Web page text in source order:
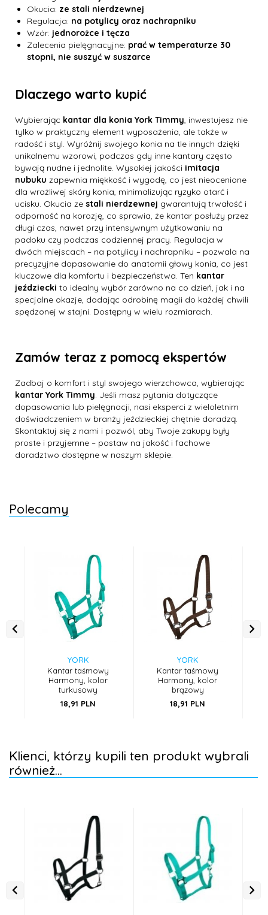
Okucia: ze stali nierdzewnej
Regulacja: na potylicy oraz nachrapniku
Wzór: jednorożce i tęcza
Zalecenia pielęgnacyjne: prać w temperaturze 30
stopni, nie suszyć w suszarce
Dlaczego warto kupić
Wybierając kantar dla konia York Timmy, inwestujesz nie
tylko w praktyczny element wyposażenia, ale także w
radość i styl. Wyróżnij swojego konia na tle innych dzięki
unikalnemu wzorowi, podczas gdy inne kantary często
bywają nudne i jednolite. Wysokiej jakości imitacja
nubuku zapewnia miękkość i wygodę, co jest nieocenione
dla wrażliwej skóry konia, minimalizując ryzyko otarć i
ucisku. Okucia ze stali nierdzewnej gwarantują trwałość i
odporność na korozję, co sprawia, że kantar posłuży przez
długi czas, nawet przy intensywnym użytkowaniu na
padoku czy podczas codziennej pracy. Regulacja w
dwóch miejscach – na potylicy i nachrapniku – pozwala na
precyzyjne dopasowanie do anatomii głowy konia, co jest
kluczowe dla komfortu i bezpieczeństwa. Ten kantar
jeździecki to idealny wybór zarówno na co dzień, jak i na
specjalne okazje, dodając odrobinę magii do każdej chwili
spędzonej w stajni. Dostępny w wielu rozmiarach.
Zamów teraz z pomocą ekspertów
Zadbaj o komfort i styl swojego wierzchowca, wybierając
kantar York Timmy. Jeśli masz pytania dotyczące
dopasowania lub pielęgnacji, nasi eksperci z wieloletnim
doświadczeniem w branży jeździeckiej chętnie doradzą.
Skontaktuj się z nami i pozwól, aby Twoje zakupy były
proste i przyjemne – postaw na jakość i fachowe
doradztwo dostępne w naszym sklepie.
Polecamy
YORK
Kantar taśmowy
Harmony, kolor
turkusowy
18,91 PLN
YORK
Kantar taśmowy
Harmony, kolor
brązowy
18,91 PLN
Klienci, którzy kupili ten produkt wybrali
również...